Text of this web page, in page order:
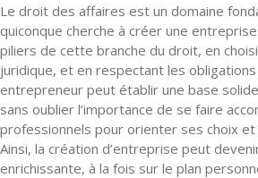
Le droit des affaires est un domaine
quiconque cherche à créer une
piliers de cette branche du droit, en
juridique, et en respectant les obligations
entrepreneur peut établir une base
sans oublier l’importance de se faire
professionnels pour orienter ses choix
Ainsi, la création d’entreprise peut
enrichissante, à la fois sur le plan